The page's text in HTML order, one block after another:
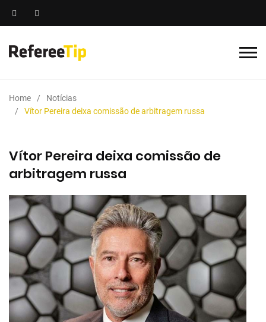
Home
Notícias
Vítor Pereira deixa comissão de arbitragem russa
Vítor Pereira deixa comissão de
arbitragem russa